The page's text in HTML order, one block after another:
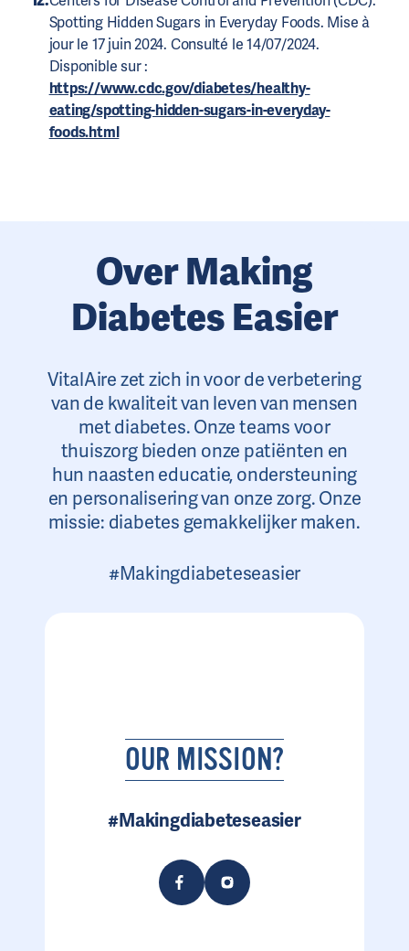
Spotting Hidden Sugars in Everyday Foods. Mise à
jour le 17 juin 2024. Consulté le 14/07/2024.
Disponible sur :
https://www.cdc.gov/diabetes/healthy-
eating/spotting-hidden-sugars-in-everyday-
foods.html
Over Making
Diabetes Easier
VitalAire zet zich in voor de verbetering
van de kwaliteit van leven van mensen
met diabetes. Onze teams voor
thuiszorg bieden onze patiënten en
hun naasten educatie, ondersteuning
en personalisering van onze zorg. Onze
missie: diabetes gemakkelijker maken.
#Makingdiabeteseasier
OUR MISSION?
#Makingdiabeteseasier